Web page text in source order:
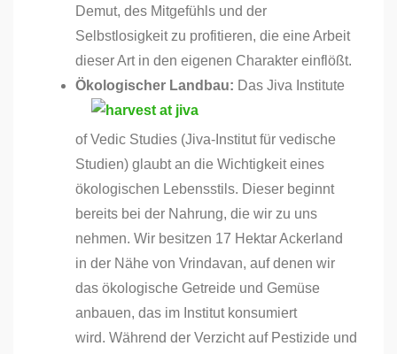
Demut, des Mitgefühls und der
Selbstlosigkeit zu profitieren, die eine Arbeit
dieser Art in den eigenen Charakter einflößt.
Ökologischer Landbau: Das Jiva Institute
of Vedic Studies (Jiva-Institut für vedische
Studien) glaubt an die Wichtigkeit eines
ökologischen Lebensstils. Dieser beginnt
bereits bei der Nahrung, die wir zu uns
nehmen. Wir besitzen 17 Hektar Ackerland
in der Nähe von Vrindavan, auf denen wir
das ökologische Getreide und Gemüse
anbauen, das im Institut konsumiert
wird. Während der Verzicht auf Pestizide und